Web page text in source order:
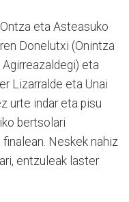
eta Asteasuko
Donelutxi (Onintza
eta
Lizarralde eta Unai
urte indar eta pisu
bertsolari
Neskek nahiz
entzuleak laster